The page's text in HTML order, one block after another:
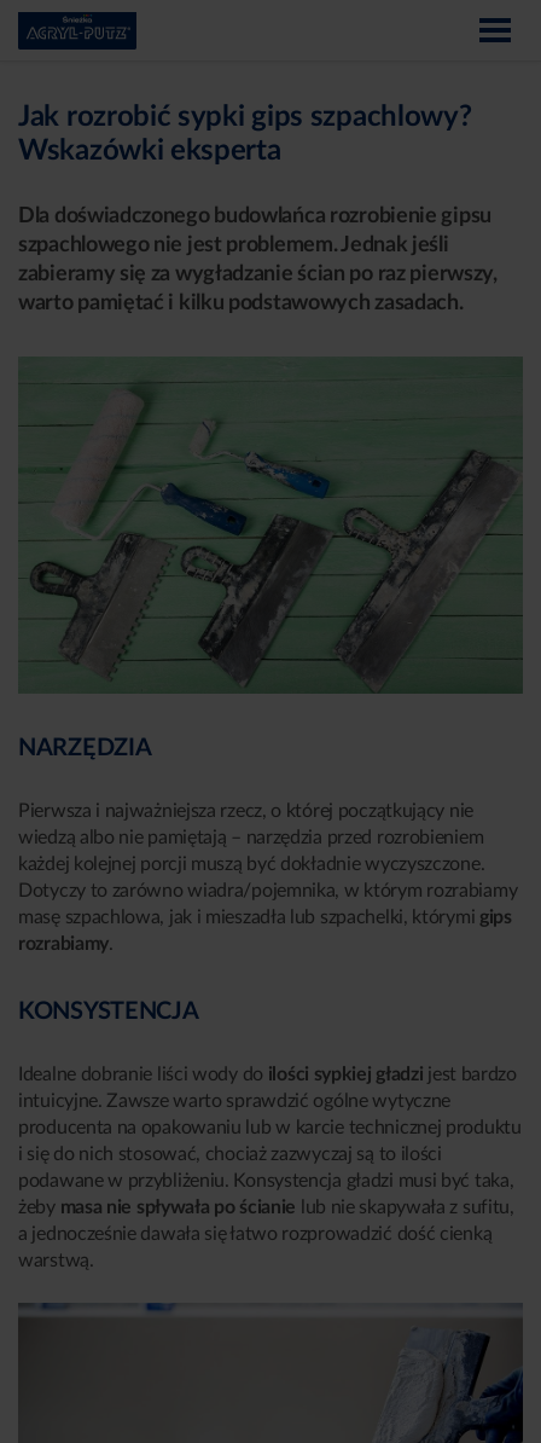
Jak rozrobić sypki gips szpachlowy?
Wskazówki eksperta
Dla doświadczonego budowlańca rozrobienie gipsu
szpachlowego nie jest problemem. Jednak jeśli
zabieramy się za wygładzanie ścian po raz pierwszy,
warto pamiętać i kilku podstawowych zasadach.
NARZĘDZIA
Pierwsza i najważniejsza rzecz, o której początkujący nie
wiedzą albo nie pamiętają – narzędzia przed rozrobieniem
każdej kolejnej porcji muszą być dokładnie wyczyszczone.
Dotyczy to zarówno wiadra/pojemnika, w którym rozrabiamy
masę szpachlowa, jak i mieszadła lub szpachelki, którymi gips
rozrabiamy.
KONSYSTENCJA
Idealne dobranie liści wody do ilości sypkiej gładzi jest bardzo
intuicyjne. Zawsze warto sprawdzić ogólne wytyczne
producenta na opakowaniu lub w karcie technicznej produktu
i się do nich stosować, chociaż zazwyczaj są to ilości
podawane w przybliżeniu. Konsystencja gładzi musi być taka,
żeby masa nie spływała po ścianie lub nie skapywała z sufitu,
a jednocześnie dawała się łatwo rozprowadzić dość cienką
warstwą.